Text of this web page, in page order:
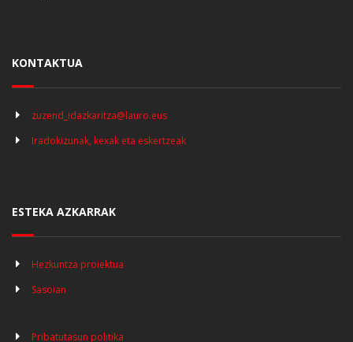
KONTAKTUA
zuzend_idazkaritza@lauro.eus
Iradokizunak, kexak eta eskertzeak
ESTEKA AZKARRAK
Hezkuntza proiektua
Sasoian
Pribatutasun politika